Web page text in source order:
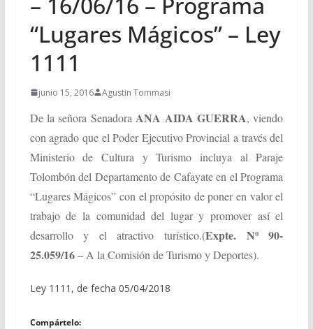
“Lugares Mágicos” – Ley
1111
junio 15, 2016 Agustin Tommasi
De la señora Senadora ANA AIDA GUERRA, viendo
con agrado que el Poder Ejecutivo Provincial a través del
Ministerio de Cultura y Turismo incluya al Paraje
Tolombón del Departamento de Cafayate en el Programa
“Lugares Mágicos” con el propósito de poner en valor el
trabajo de la comunidad del lugar y promover así el
desarrollo y el atractivo turístico.(Expte. Nº 90-
25.059/16– A la Comisión de Turismo y Deportes).
Ley 1111, de fecha 05/04/2018
Compártelo: